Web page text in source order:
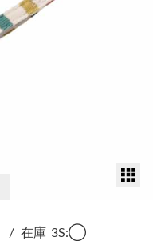
/ 在庫 3S:◯